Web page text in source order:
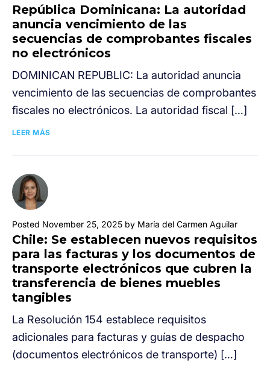
República Dominicana: La autoridad
anuncia vencimiento de las
secuencias de comprobantes fiscales
no electrónicos
DOMINICAN REPUBLIC: La autoridad anuncia
vencimiento de las secuencias de comprobantes
fiscales no electrónicos. La autoridad fiscal […]
LEER MÁS
Posted November 25, 2025 by María del Carmen Aguilar
Chile: Se establecen nuevos requisitos
para las facturas y los documentos de
transporte electrónicos que cubren la
transferencia de bienes muebles
tangibles
La Resolución 154 establece requisitos
adicionales para facturas y guías de despacho
(documentos electrónicos de transporte) […]